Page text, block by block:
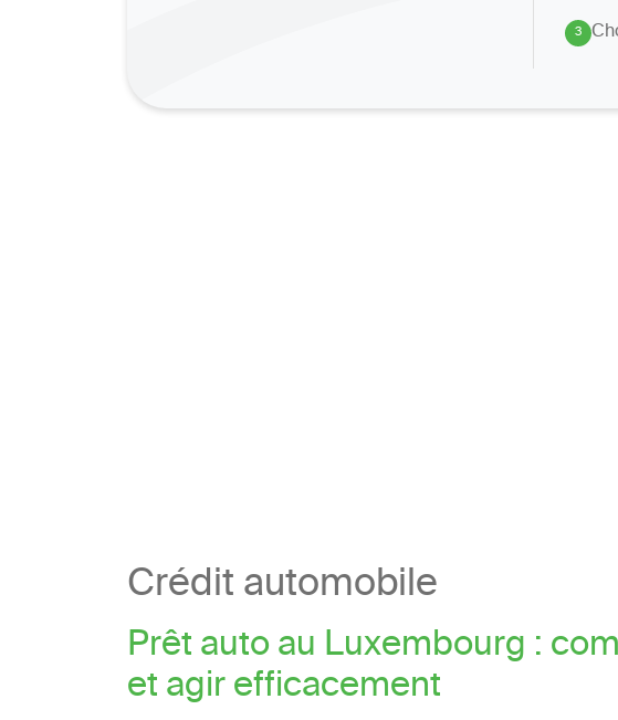
3
.
Crédit automobile
Prêt auto au Luxembourg :
et agir efficacement